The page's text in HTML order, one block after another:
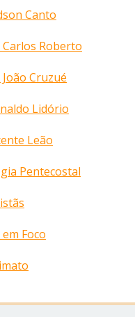
Canto
Roberto
Cruzué
Lidório
Leão
Pentecostal
Foco